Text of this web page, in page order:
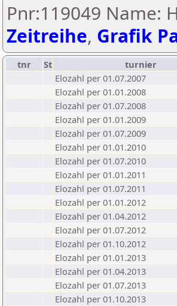
Pnr:119049 Name:
Zeitreihe, Grafik
tnr St turnier
Elozahl per 01.07.2007
Elozahl per 01.01.2008
Elozahl per 01.07.2008
Elozahl per 01.01.2009
Elozahl per 01.07.2009
Elozahl per 01.01.2010
Elozahl per 01.07.2010
Elozahl per 01.01.2011
Elozahl per 01.07.2011
Elozahl per 01.01.2012
Elozahl per 01.04.2012
Elozahl per 01.07.2012
Elozahl per 01.10.2012
Elozahl per 01.01.2013
Elozahl per 01.04.2013
Elozahl per 01.07.2013
Elozahl per 01.10.2013